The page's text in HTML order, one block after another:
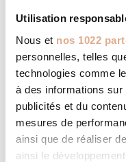
Utilisation
Nous et nos 1022
personnelles, telles
technologies comme
à des informations sur
publicités et du
mesures de
ainsi que de réaliser
ainsi le